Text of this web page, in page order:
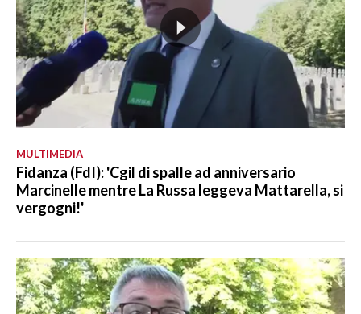
MULTIMEDIA
Fidanza (FdI): 'Cgil di spalle ad anniversario
Marcinelle mentre La Russa leggeva Mattarella, si
vergogni!'